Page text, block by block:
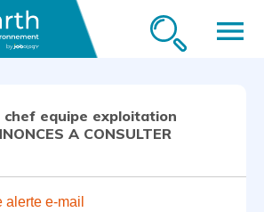
menu
chef equipe exploitation
A CONSULTER
alerte e-mail